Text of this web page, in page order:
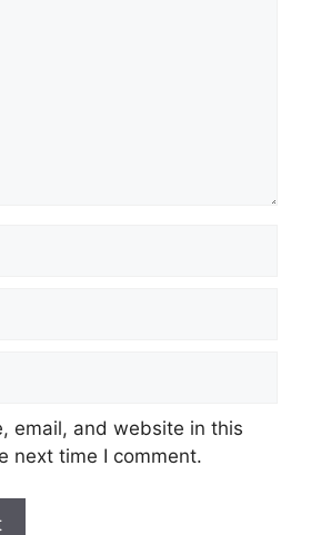
email, and website in this
next time I comment.